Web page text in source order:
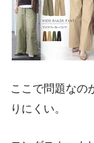
ここで問題なの
りにくい。